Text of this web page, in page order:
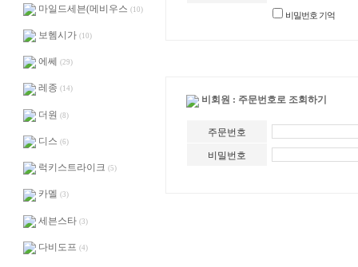
마일드세븐(메비우스 (10)
보헴시가 (10)
에쎄 (29)
레종 (14)
더원 (8)
디스 (6)
럭키스트라이크 (5)
카멜 (3)
세븐스타 (3)
다비도프 (4)
비밀번호 기억
비회원 : 주문번호로 조회하기
주문번호
비밀번호